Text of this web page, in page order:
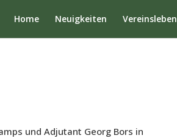
Home Neuigkeiten Vereinsleben
und Adjutant Georg Bors in